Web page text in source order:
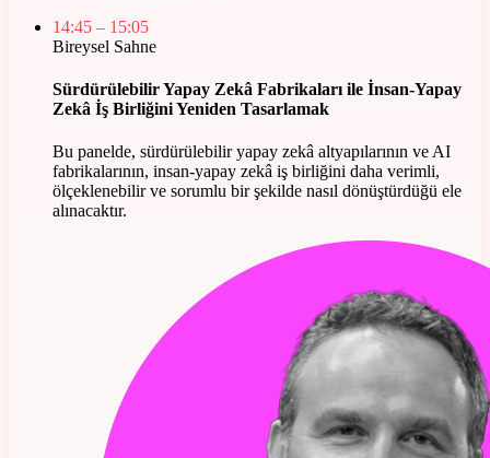
14:45 – 15:05
Bireysel Sahne
Sürdürülebilir Yapay Zekâ Fabrikaları ile İnsan-Yapay
Zekâ İş Birliğini Yeniden Tasarlamak
Bu panelde, sürdürülebilir yapay zekâ altyapılarının ve AI
fabrikalarının, insan-yapay zekâ iş birliğini daha verimli,
ölçeklenebilir ve sorumlu bir şekilde nasıl dönüştürdüğü ele
alınacaktır.